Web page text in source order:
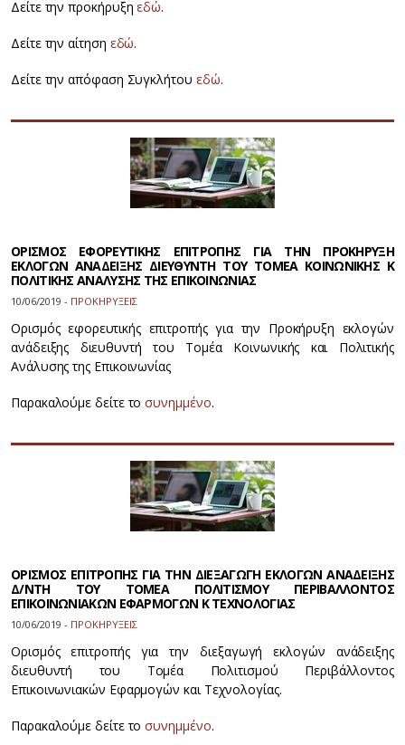
Δείτε την προκήρυξηεδώ.
Δείτε την αίτηση εδώ.
Δείτε την απόφαση Συγκλήτου εδώ.
ΟΡΙΣΜΟΣ ΕΦΟΡΕΥΤΙΚΗΣ ΕΠΙΤΡΟΠΗΣ ΓΙΑ ΤΗΝ ΠΡΟΚΗΡΥΞΗ
ΕΚΛΟΓΩΝ ΑΝΑΔΕΙΞΗΣ ΔΙΕΥΘΥΝΤΗ ΤΟΥ ΤΟΜΕΑ ΚΟΙΝΩΝΙΚΗΣ Κ
ΠΟΛΙΤΙΚΗΣ ΑΝΑΛΥΣΗΣ ΤΗΣ ΕΠΙΚΟΙΝΩΝΙΑΣ
10/06/2019 - ΠΡΟΚΗΡΥΞΕΙΣ
Ορισμός εφορευτικής επιτροπής για την Προκήρυξη εκλογών
ανάδειξης διευθυντή του Τομέα Κοινωνικής και Πολιτικής
Ανάλυσης της Επικοινωνίας
Παρακαλούμε δείτε τοσυνημμένο.
ΟΡΙΣΜΟΣ ΕΠΙΤΡΟΠΗΣ ΓΙΑ ΤΗΝ ΔΙΕΞΑΓΩΓΗ ΕΚΛΟΓΩΝ ΑΝΑΔΕΙΞΗΣ
Δ/ΝΤΗ ΤΟΥ ΤΟΜΕΑ ΠΟΛΙΤΙΣΜΟΥ ΠΕΡΙΒΑΛΛΟΝΤΟΣ
ΕΠΙΚΟΙΝΩΝΙΑΚΩΝ ΕΦΑΡΜΟΓΩΝ Κ ΤΕΧΝΟΛΟΓΙΑΣ
10/06/2019 - ΠΡΟΚΗΡΥΞΕΙΣ
Ορισμός επιτροπής για την διεξαγωγή εκλογών ανάδειξης
διευθυντή του Τομέα Πολιτισμού Περιβάλλοντος
Επικοινωνιακών Εφαρμογών και Τεχνολογίας.
Παρακαλούμε δείτε τοσυνημμένο.